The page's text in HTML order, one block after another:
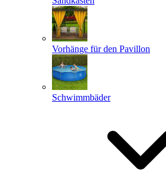
Vorhänge für den Pavillon
Schwimmbäder